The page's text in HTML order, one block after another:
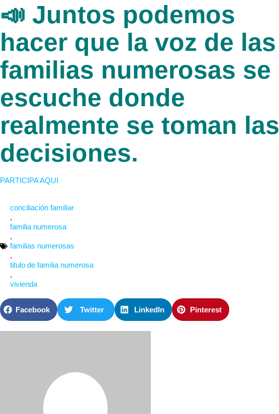
📣 Juntos podemos
hacer que la voz de las
familias numerosas se
escuche donde
realmente se toman las
decisiones.
PARTICIPA AQUI
conciliación familiar
,
familia numerosa
,
familias numerosas
,
titulo de familia numerosa
,
vivienda
Facebook Twitter LinkedIn Pinterest